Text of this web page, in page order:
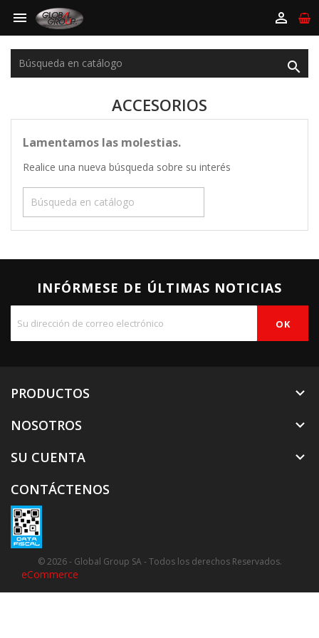
 

ACCESORIOS
Lamentamos las molestias.
Realice una nueva búsqueda sobre su interés
INFÓRMESE DE ÚLTIMAS NOTICIAS
PRODUCTOS 
NOSOTROS 
SU CUENTA 
CONTÁCTENOS
© 2026 - Global Group SA - Todos los derechos Reservados.
eCommerce